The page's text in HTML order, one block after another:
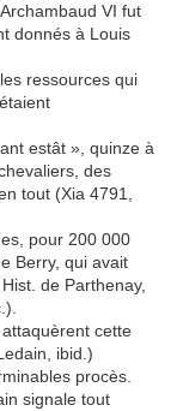
VI fut
donnés à Louis
ressources qui
estât », quinze à
des
tout (Xia 4791,
pour 200 000
Berry, qui avait
de Parthenay,
, attaquèrent cette
ibid.)
procès.
signale tout